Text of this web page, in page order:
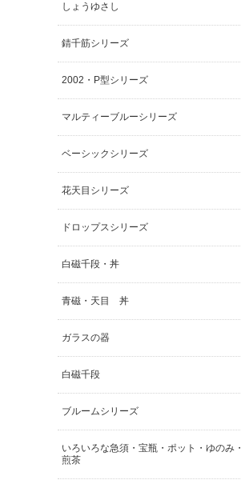
しょうゆさし
錆千筋シリーズ
2002・P型シリーズ
マルティーブルーシリーズ
ベーシックシリーズ
花天目シリーズ
ドロップスシリーズ
白磁千段・丼
青磁・天目 丼
ガラスの器
白磁千段
ブルームシリーズ
いろいろな急須・宝瓶・ポット・ゆのみ・
煎茶